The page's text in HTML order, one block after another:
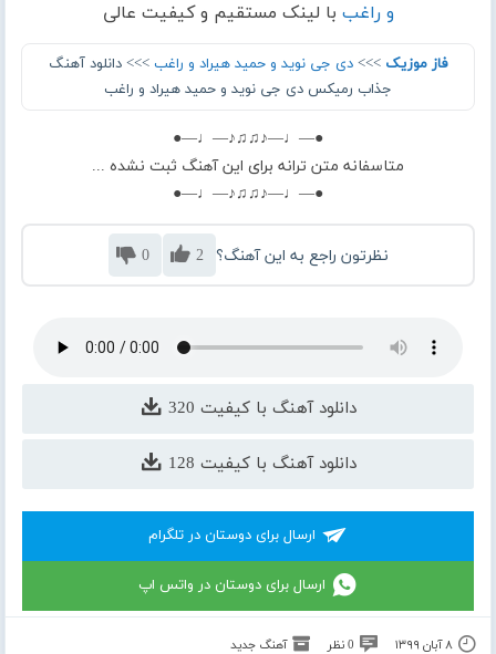
و راغب با لینک مستقیم و کیفیت عالی
فاز موزیک >>>دی جی نوید و حمید هیراد و راغب >>> دانلود آهنگ
جذاب رمیکس دی جی نوید و حمید هیراد و راغب
●—♩—♪♫♫♪—♩—●
متاسفانه متن ترانه برای این آهنگ ثبت نشده ...
●—♩—♪♫♫♪—♩—●
نظرتون راجع به این آهنگ؟ 2
0
دانلود آهنگ با کیفیت 320
دانلود آهنگ با کیفیت 128
ارسال برای دوستان در تلگرام
ارسال برای دوستان در واتس اپ
۸ آبان ۱۳۹۹ 0 نظر آهنگ جدید